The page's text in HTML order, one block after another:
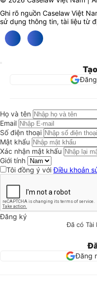
Ghi rõ nguồn Caselaw Việt
sử dụng thông tin, tài liệu từ
Họ và tên
Email
Số điện thoại
Mật khẩu
Xác nhận mật khẩu
Giới tính
Tôi đồng ý vớiĐiều khoản
Đăng ký
Đã có Tài
Đăng